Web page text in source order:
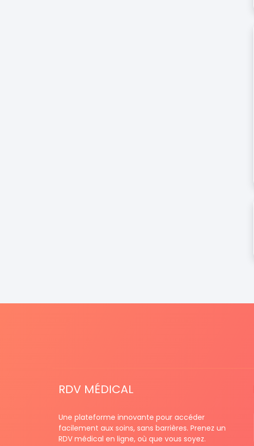
RDV MÉDICAL
Une plateforme innovante pour accéder
facilement aux soins, sans barrières. Prenez un
RDV médical en ligne, où que vous soyez.